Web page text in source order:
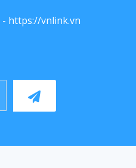
- https://vnlink.vn